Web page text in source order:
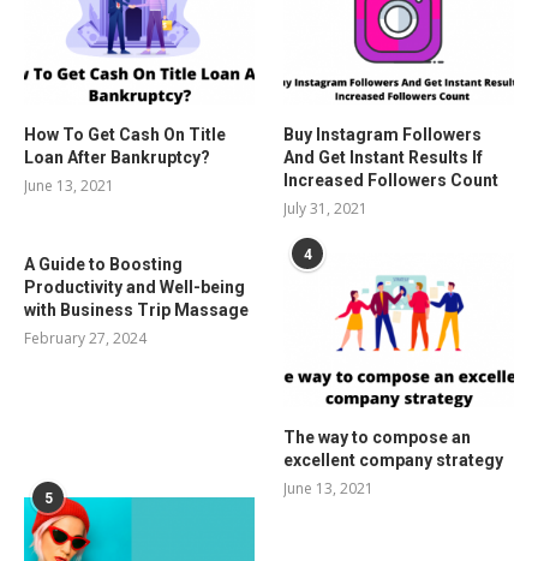
How To Get Cash On Title
Loan After Bankruptcy?
June 13, 2021
Buy Instagram Followers
And Get Instant Results If
Increased Followers Count
July 31, 2021
A Guide to Boosting
Productivity and Well-being
with Business Trip Massage
February 27, 2024
4
The way to compose an
excellent company strategy
June 13, 2021
5